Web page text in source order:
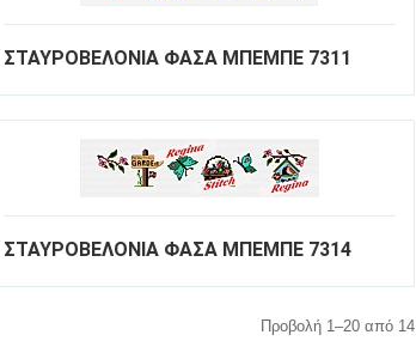
ΣΤΑΥΡΟΒΕΛΟΝΙΑ ΦΑΣΑ ΜΠΕΜΠΕ 7311
ΣΤΑΥΡΟΒΕΛΟΝΙΑ ΦΑΣΑ ΜΠΕΜΠΕ 7314
Προβολή 1–20 από 14